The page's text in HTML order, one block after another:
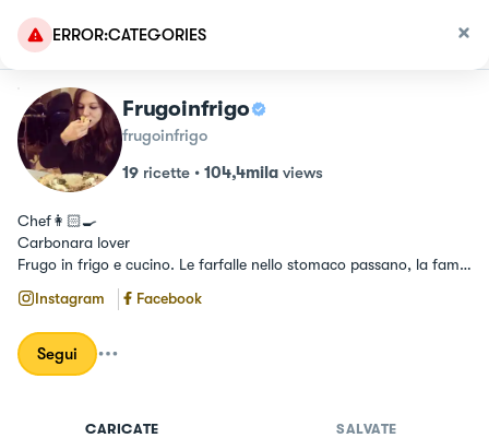
ERROR:CATEGORIES
Frugoinfrigo
frugoinfrigo
19 ricette • 104,4mila views
Chef👩🏻‍🍳
Carbonara lover
Frugo in frigo e cucino. Le farfalle nello stomaco passano, la fame
Instagram Facebook
Segui
CARICATE SALVATE